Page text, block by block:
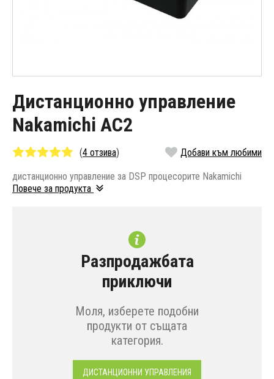
Дистанционно управление
Nakamichi AC2
(4 отзива) Добави към любими
дистанционно управление за DSP процесорите Nakamichi
Повече за продукта
Разпродажбата
приключи
Моля, изберете подобни
продукти от същата
категория.
ДИСТАНЦИОННИ УПРАВЛЕНИЯ